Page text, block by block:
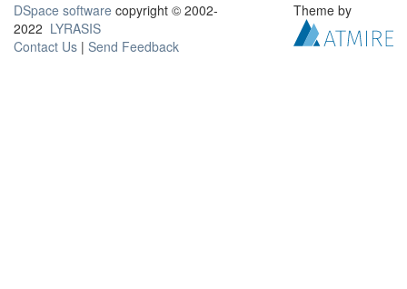
DSpace software copyright © 2002-
2022 LYRASIS
Contact Us | Send Feedback
Theme by